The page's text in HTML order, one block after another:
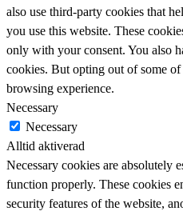
also use third-party cookies that
you use this website. These
only with your consent. You also
cookies. But opting out of some
browsing experience.
Necessary
Necessary
Alltid aktiverad
Necessary cookies are absolutely
function properly. These cookies
security features of the website,